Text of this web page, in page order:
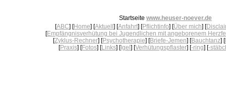
Startseite www.heuser-noever.de
[ABC] [Home] [Aktuell ] [Anfahrt] [Pflichtinfo] [Über mich] [
[Empfängnisverhütung bei Jugendlichen mit angeborenem
[Zyklus-Rechner] [Psychotherapie] [Briefe-Jemen] [Bauchtanz] [
[Praxis] [Fotos] [Links] [Igel ] [Verhütungspflaster] [-ring] [-